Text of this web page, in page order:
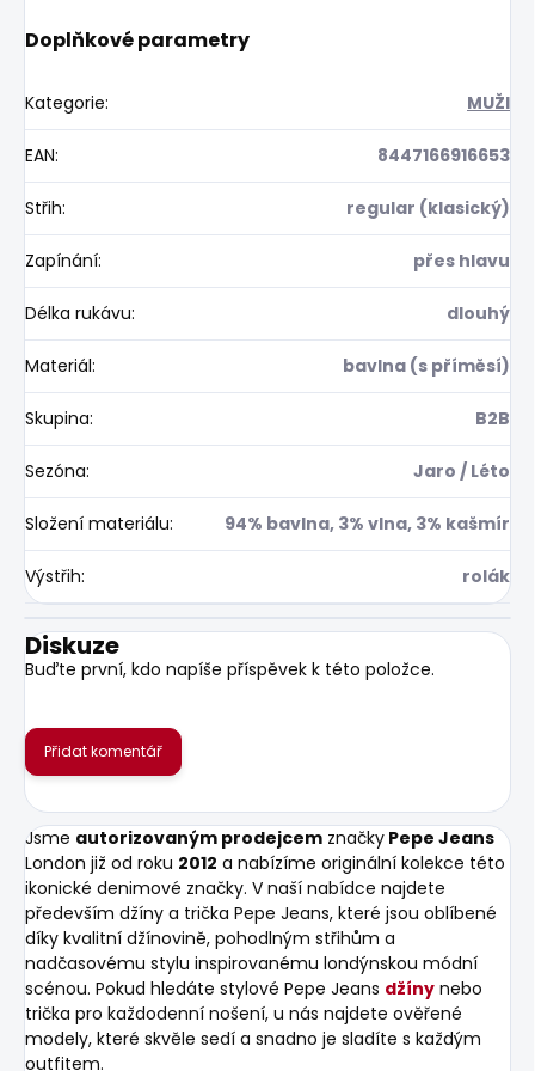
Doplňkové parametry
Kategorie: MUŽI
EAN: 8447166916653
Střih: regular (klasický)
Zapínání: přes hlavu
Délka rukávu: dlouhý
Materiál: bavlna (s příměsí)
Skupina: B2B
Sezóna: Jaro / Léto
Složení materiálu: 94% bavlna, 3% vlna, 3% kašmír
Výstřih: rolák
Diskuze
Buďte první, kdo napíše příspěvek k této položce.
Přidat komentář
Jsme autorizovaným prodejcem značky Pepe Jeans
London již od roku 2012 a nabízíme originální kolekce této
ikonické denimové značky. V naší nabídce najdete
především džíny a trička Pepe Jeans, které jsou oblíbené
díky kvalitní džínovině, pohodlným střihům a
nadčasovému stylu inspirovanému londýnskou módní
scénou. Pokud hledáte stylové Pepe Jeans džíny nebo
trička pro každodenní nošení, u nás najdete ověřené
modely, které skvěle sedí a snadno je sladíte s každým
outfitem.